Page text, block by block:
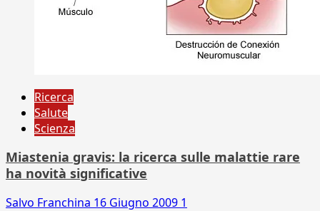
Ricerca
Salute
Scienza
Miastenia gravis: la ricerca sulle malattie rare
ha novità significative
Salvo Franchina 16 Giugno 2009 1